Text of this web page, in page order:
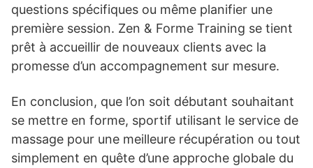
questions spécifiques ou même planifier une
première session. Zen & Forme Training se tient
prêt à accueillir de nouveaux clients avec la
promesse d’un accompagnement sur mesure.
En conclusion, que l’on soit débutant souhaitant
se mettre en forme, sportif utilisant le service de
massage pour une meilleure récupération ou tout
simplement en quête d’une approche globale du